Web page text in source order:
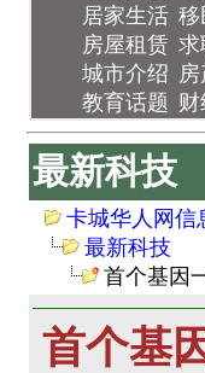
居家生活 移
房屋租赁 求
城市介绍
教育话题 财
最新科技
卡城华人网信
最新科技
首个基因
首个基